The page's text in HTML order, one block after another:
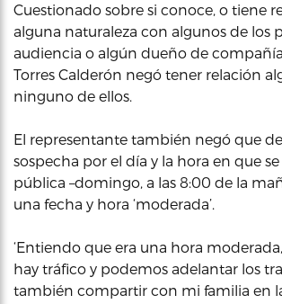
Cuestionado sobre si conoce, o tiene
alguna naturaleza con algunos de los
audiencia o algún dueño de
Torres Calderón negó tener relación
ninguno de ellos.
El representante también negó que
sospecha por el día y la hora en que
pública –domingo, a las 8:00 de la
una fecha y hora ‘moderada’.
‘Entiendo que era una hora
hay tráfico y podemos adelantar los
también compartir con mi familia en